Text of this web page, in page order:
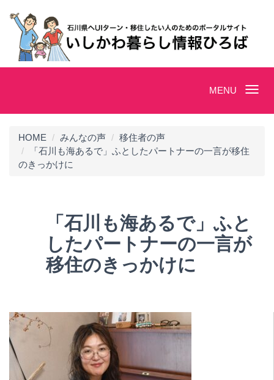
Toggle
MENU
HOME みんなの声
移住者の声
「石川も海あるで」ふとしたパートナーの一言が移住
のきっかけに
「石川も海あるで」ふと
したパートナーの一言が
移住のきっかけに